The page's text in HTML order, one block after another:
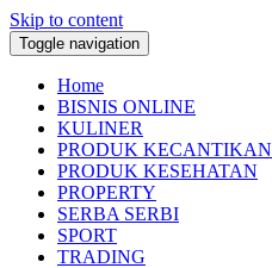
Skip to content
Toggle navigation
Home
BISNIS ONLINE
KULINER
PRODUK KECANTIKAN
PRODUK KESEHATAN
PROPERTY
SERBA SERBI
SPORT
TRADING